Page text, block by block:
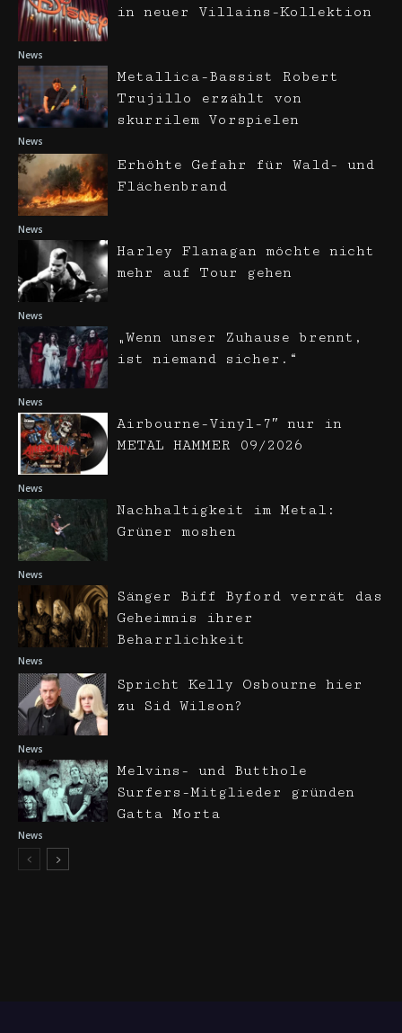
News
in neuer Villains-Kollektion
News
Metallica-Bassist Robert
Trujillo erzählt von
skurrilem Vorspielen
News
Erhöhte Gefahr für Wald- und
Flächenbrand
News
Harley Flanagan möchte nicht
mehr auf Tour gehen
News
„Wenn unser Zuhause brennt,
ist niemand sicher.“
News
Airbourne-Vinyl-7″ nur in
METAL HAMMER 09/2026
News
Nachhaltigkeit im Metal:
Grüner moshen
News
Sänger Biff Byford verrät das
Geheimnis ihrer
Beharrlichkeit
News
Spricht Kelly Osbourne hier
zu Sid Wilson?
News
Melvins- und Butthole
Surfers-Mitglieder gründen
Gatta Morta